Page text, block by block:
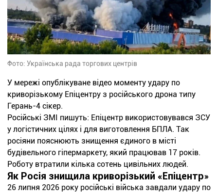
Фото: Українська рада торгових центрів
У мережі опублікуване відео моменту удару по
криворізькому Епіцентру з російського дрона типу
Герань-4 сікер.
Російські ЗМІ пишуть: Епіцентр використовувався ЗСУ
у логістичних цілях і для виготовлення БПЛА. Так
росіяни пояснюють знищення єдиного в місті
будівельного гіпермаркету, який працював 17 років.
Роботу втратили кілька сотень цивільних людей.
Як Росія знищила криворізький «Епіцентр»
26 липня 2026 року російські війська завдали удару по